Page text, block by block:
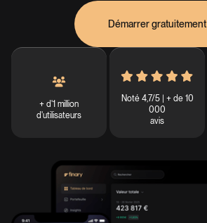
Démarrer gratuitement
+ d'1 million
d'utilisateurs
Noté 4,7/5 | + de 10
000
avis